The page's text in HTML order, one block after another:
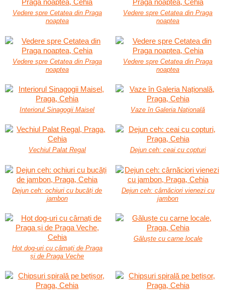
Vedere spre Cetatea din Praga
noaptea
Vedere spre Cetatea din Praga
noaptea
Vedere spre Cetatea din Praga
noaptea
Vedere spre Cetatea din Praga
noaptea
Interiorul Sinagogii Maisel Vaze în Galeria Națională
Vechiul Palat Regal Dejun ceh: ceai cu copturi
Dejun ceh: ochiuri cu bucăți de
jambon
Dejun ceh: cârnăciori vienezi cu
jambon
Hot dog-uri cu cârnați de Praga
și de Praga Veche
Găluște cu carne locale